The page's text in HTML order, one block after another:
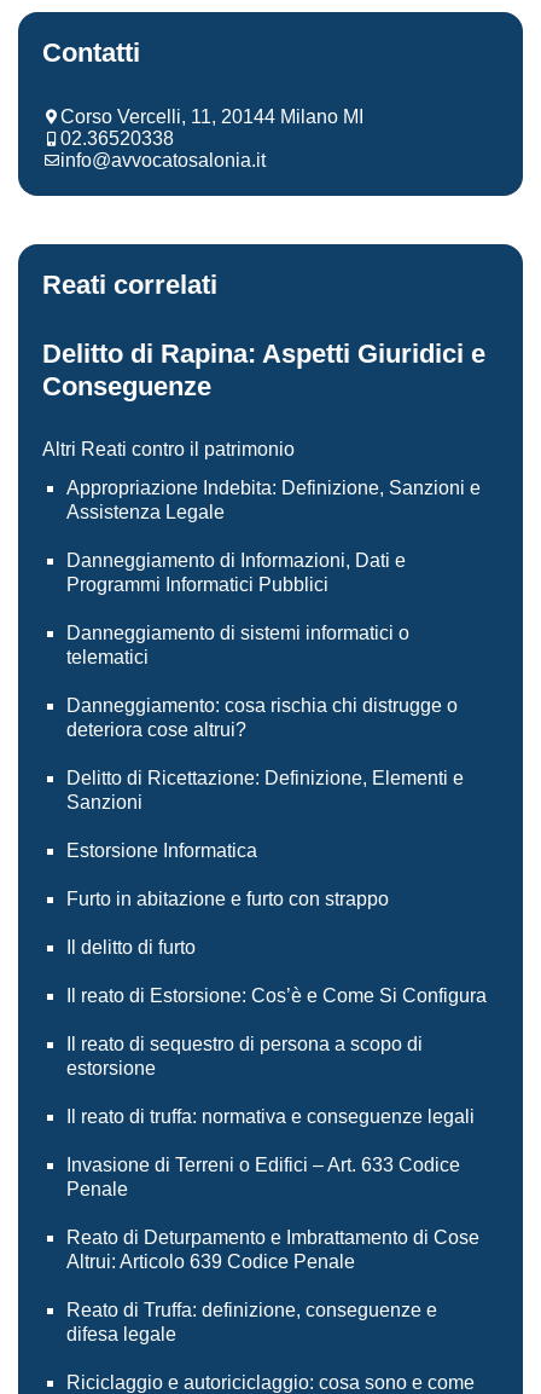
Contatti
Corso Vercelli, 11, 20144 Milano MI
02.36520338
info@avvocatosalonia.it
Reati correlati
Delitto di Rapina: Aspetti Giuridici e
Conseguenze
Altri Reati contro il patrimonio
Appropriazione Indebita: Definizione, Sanzioni e
Assistenza Legale
Danneggiamento di Informazioni, Dati e
Programmi Informatici Pubblici
Danneggiamento di sistemi informatici o
telematici
Danneggiamento: cosa rischia chi distrugge o
deteriora cose altrui?
Delitto di Ricettazione: Definizione, Elementi e
Sanzioni
Estorsione Informatica
Furto in abitazione e furto con strappo
Il delitto di furto
Il reato di Estorsione: Cos’è e Come Si Configura
Il reato di sequestro di persona a scopo di
estorsione
Il reato di truffa: normativa e conseguenze legali
Invasione di Terreni o Edifici – Art. 633 Codice
Penale
Reato di Deturpamento e Imbrattamento di Cose
Altrui: Articolo 639 Codice Penale
Reato di Truffa: definizione, conseguenze e
difesa legale
Riciclaggio e autoriciclaggio: cosa sono e come